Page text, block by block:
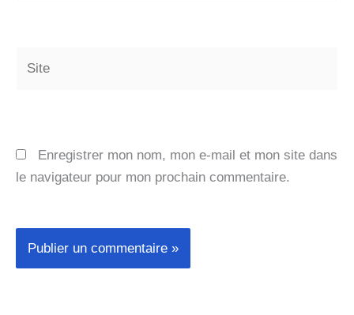
Enregistrer mon nom, mon e-mail et mon site dans
le navigateur pour mon prochain commentaire.